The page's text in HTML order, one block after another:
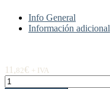
Info General
Información adicional
11,82€ + IVA
SIDEBUTTON-